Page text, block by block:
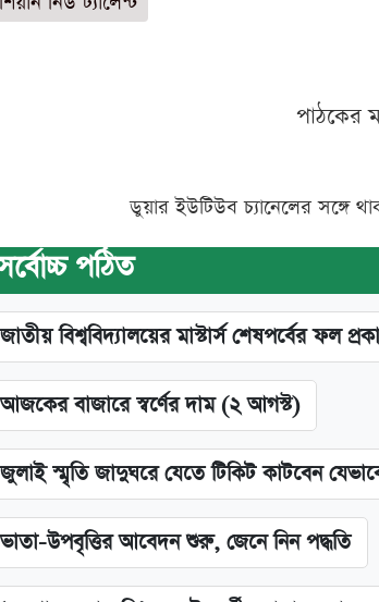
পাঠকের
ডুয়ার ইউটিউব চ্যানেলের সঙ্গে
পঠিত
জাতীয় বিশ্ববিদ্যালয়ের মাস্টার্স শেষপর্বের ফল
আজকের বাজারে স্বর্ণের দাম (২ আগস্ট)
জুলাই স্মৃতি জাদুঘরে যেতে টিকিট কাটবেন
ভাতা-উপবৃত্তির আবেদন শুরু, জেনে নিন পদ্ধতি